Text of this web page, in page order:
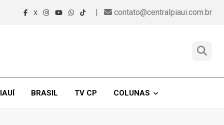
X | contato@centralpiaui.com.br
BRASIL TV CP COLUNAS